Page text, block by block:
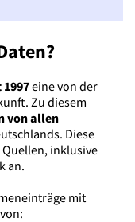
1997eine von der
Zu diesem
von allen
Diese
inklusive
an.
mit